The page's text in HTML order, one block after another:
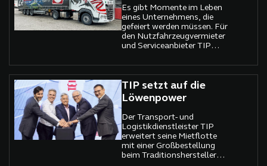
Es gibt Momente im Leben
eines Unternehmens, die
gefeiert werden müssen. Für
den Nutzfahrzeugvermieter
und Serviceanbieter TIP
jetzt einer dieser Momente:
Seit einem
Vierteljahrhundert prägt das
Unternehmen die
österreichische Transport-
und Logistikbranche und
feiert 25 Jahre erfolgreiche
Geschäftstätigkeit. Was als
ambitioniertes Projekt
begann, hat sich zu einem
führenden Anbieter für
TIP setzt auf die
Löwenpower
Der Transport- und
Logistikdienstleister TIP
erweitert seine Mietflotte
mit einer Großbestellung
beim Traditionshersteller